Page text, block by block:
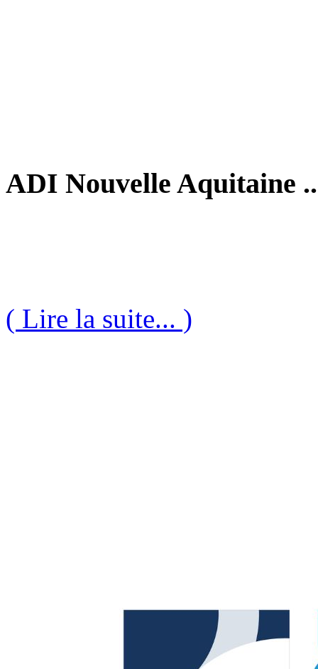
ADI Nouvelle Aquitaine
( Lire la suite... )